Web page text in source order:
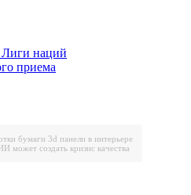
Лиги наций
приема
бумаги 3d панели в интерьере
может создать кризис качества